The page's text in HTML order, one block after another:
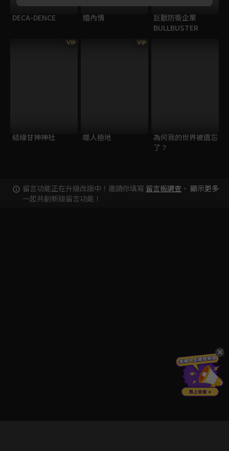
DECA-DENCE 婚內情
巨獸防衛企業
BULLBUSTER
VIP
結緣甘神神社
VIP
噬人極地
為何我的世界被遺忘
了？
留言功能正在升級改版中！邀請你填寫 留言板調查 ，
一起共創新版留言功能！
顯示更多